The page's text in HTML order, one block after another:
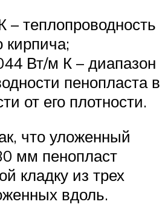
– теплопроводность
кирпича;
Вт/м К – диапазон
пенопласта в
от его плотности.
что уложенный
мм пенопласт
кладку из трех
вдоль.